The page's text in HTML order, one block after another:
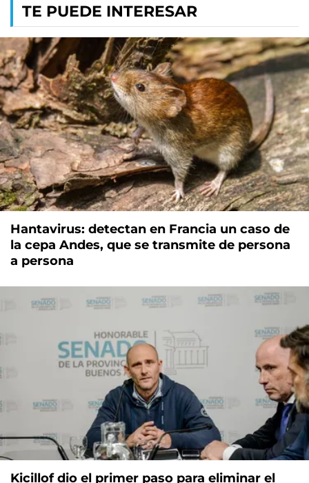
TE PUEDE INTERESAR
Hantavirus: detectan en Francia un caso de
la cepa Andes, que se transmite de persona
a persona
Kicillof dio el primer paso para eliminar el